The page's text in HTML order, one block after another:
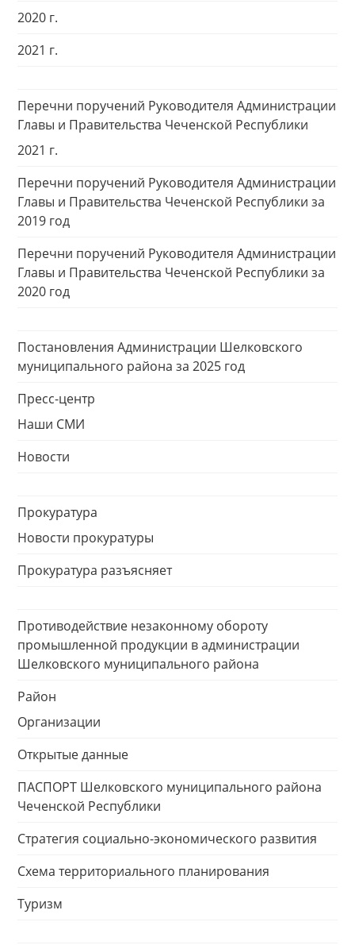
2020 г.
2021 г.
Перечни поручений Руководителя Администрации
Главы и Правительства Чеченской Республики
2021 г.
Перечни поручений Руководителя Администрации
Главы и Правительства Чеченской Республики за
2019 год
Перечни поручений Руководителя Администрации
Главы и Правительства Чеченской Республики за
2020 год
Постановления Администрации Шелковского
муниципального района за 2025 год
Пресс-центр
Наши СМИ
Новости
Прокуратура
Новости прокуратуры
Прокуратура разъясняет
Противодействие незаконному обороту
промышленной продукции в администрации
Шелковского муниципального района
Район
Организации
Открытые данные
ПАСПОРТ Шелковского муниципального района
Чеченской Республики
Стратегия социально-экономического развития
Схема территориального планирования
Туризм